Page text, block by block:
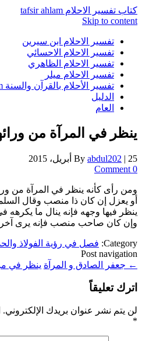
كتاب تفسير الاحلام tafsir ahlam
Skip to content
تفسير الاحلام ابن سيرين
تفسير الاحلام الاحسائي
تفسير الاحلام الظاهري
تفسير الاحلام ميلر
تفسير الأحلام بالقرآن والسنة tafsir ahlam
الدليل
العام
ينظر في المرآة من
By abdul202 | 25 أبريل، 2015
0 Comment
ومن رأى كأنه ينظر في المرآة من
أو يعزل إن كان ذا منصب وقال
ينظر فيها وجهه فإنه ينال ما يكرهه
وإن كان صاحب منصب فإنه يرى آخر
Category: فصل في رؤية الفولاذ
Post navigation
← جعفر الصادق و المرآة ينظر في
اترك تعليقاً
لن يتم نشر عنوان بريدك الإلكتروني.
*